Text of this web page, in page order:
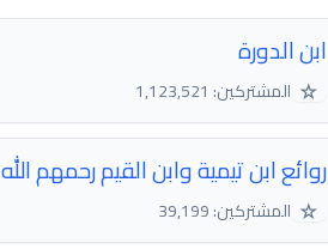
ابن الدورة
☆ المشتركين: 1,123,521
روائع ابن تيمية وابن القيم رحمهم الله
☆ المشتركين: 39,199